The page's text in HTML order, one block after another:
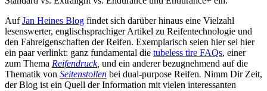
AufJan Heines Blog findet sich darüber hinaus eine Vielzahl
lesenswerter, englischsprachiger Artikel zu Reifentechnologie und
den Fahreigenschaften der Reifen. Exemplarisch seien hier sei hier
ein paar verlinkt: ganz fundamental die tubeless tire FAQs, einer
zum Thema Reifendruck, und ein anderer bezugnehmend auf die
Thematik von Seitenstollen bei dual-purpose Reifen. Nimm Dir Zeit,
der Blog ist ein Quell der Information mit vielen interessanten